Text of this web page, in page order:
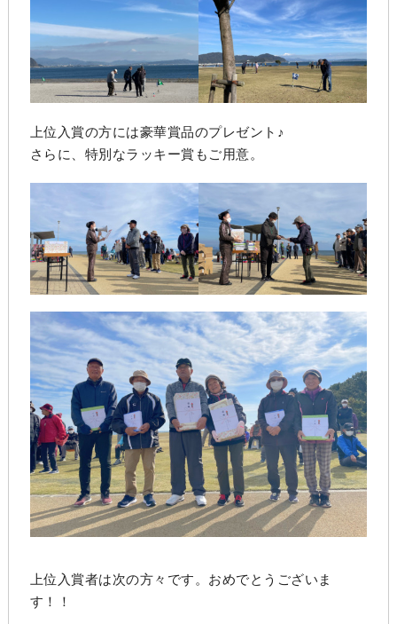
上位入賞の方には豪華賞品のプレゼント♪
さらに、特別なラッキー賞もご用意。
上位入賞者は次の方々です。おめでとうございま
す！！